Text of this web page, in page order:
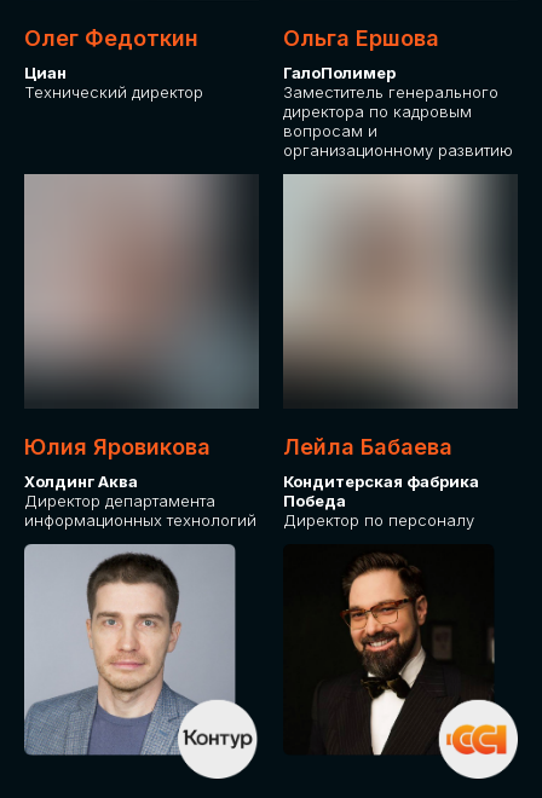
Олег Федоткин
Циан
Технический директор
Ольга Ершова
ГалоПолимер
Заместитель генерального
директора по кадровым
вопросам и
организационному развитию
Юлия Яровикова
Холдинг Аква
Директор департамента
информационных технологий
Лейла Бабаева
Кондитерская фабрика
Победа
Директор по персоналу